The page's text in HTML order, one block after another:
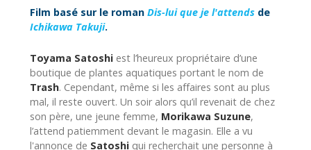
Film basé sur le roman Dis-lui que je l'attends de
Ichikawa Takuji.
Toyama Satoshi est l’heureux propriétaire d’une
boutique de plantes aquatiques portant le nom de
Trash. Cependant, même si les affaires sont au plus
mal, il reste ouvert. Un soir alors qu’il revenait de chez
son père, une jeune femme, Morikawa Suzune,
l’attend patiemment devant le magasin. Elle a vu
l'annonce de Satoshi qui recherchait une personne à